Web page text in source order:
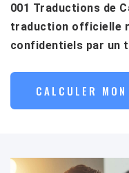
001 Traductions de
traduction officielle
confidentiels par un
CALCULER